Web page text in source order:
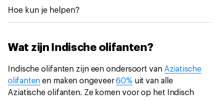
Hoe kun je helpen?
Wat zijn Indische olifanten?
Indische olifanten zijn een ondersoort van Aziatische
olifanten en maken ongeveer60% uit van alle
Aziatische olifanten. Ze komen voor op het Indisch